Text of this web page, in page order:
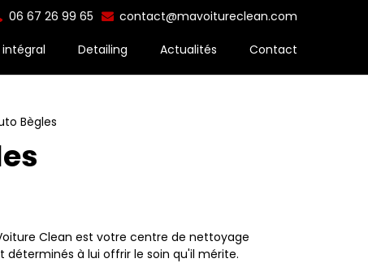
06 67 26 99 65 contact@mavoitureclean.com
Detailing Actualités Contact
Bègles
Clean est votre centre de nettoyage
à lui offrir le soin qu'il mérite.